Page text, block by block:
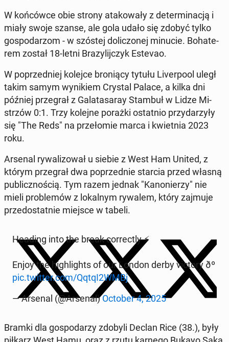
W koń­ców­ce obie strony ata­ko­wa­ły z de­ter­mi­na­cją i
miały swoje szanse, ale gola udało się zdobyć tylko
go­spo­da­rzom - w szóstej do­li­czo­nej minucie. Bo­ha­te­
rem został 18-letni Bra­zy­lij­czyk Estevao.
W po­przed­niej kolejce bro­nią­cy tytułu Li­ver­po­ol uległ
takim samym wy­ni­kiem Crystal Palace, a kilka dni
później prze­grał z Ga­la­ta­sa­ray Stambuł w Lidze Mi­
strzów 0:1. Trzy kolejne porażki ostat­nio przy­da­rzy­ły
się "The Reds" na prze­ło­mie marca i kwiet­nia 2023
roku.
Arsenal ry­wa­li­zo­wał u siebie z West Ham United, z
którym prze­grał dwa po­przed­nie starcia przed własną
pu­blicz­no­ścią. Tym razem jednak "Ka­no­nie­rzy" nie
mieli pro­ble­mów z lo­kal­nym rywalem, który zajmuje
przed­ostat­nie miejsce w tabeli.
Heading into the break cor­rec­tly ⚡️
Enjoy the hi­gh­li­ghts of our London derby victory ðº
pic.twitter.com/QqtqI2WMBj
— Arsenal (@Arsenal)October 4, 2025
Bramki dla go­spo­da­rzy zdobyli Declan Rice (38.), były